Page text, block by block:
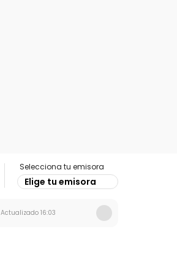
Selecciona tu emisora
Elige tu emisora
Actualizado 16:03